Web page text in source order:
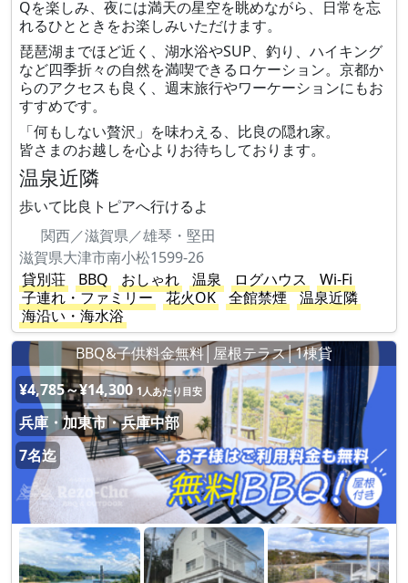
Qを楽しみ、夜には満天の星空を眺めながら、日常を忘
れるひとときをお楽しみいただけます。
琵琶湖までほど近く、湖水浴やSUP、釣り、ハイキング
など四季折々の自然を満喫できるロケーション。京都か
らのアクセスも良く、週末旅行やワーケーションにもお
すすめです。
「何もしない贅沢」を味わえる、比良の隠れ家。
皆さまのお越しを心よりお待ちしております。
温泉近隣
歩いて比良トピアへ行けるよ
関西／滋賀県／雄琴・堅田
滋賀県大津市南小松1599-26
貸別荘
BBQ おしゃれ 温泉 ログハウス
Wi-Fi
子連れ・ファミリー
花火OK 全館禁煙
温泉近隣
海沿い・海水浴
BBQ&子供料金無料│屋根テラス│1棟貸
¥4,785～¥14,300 1人あたり目安
兵庫・加東市・兵庫中部
7名迄